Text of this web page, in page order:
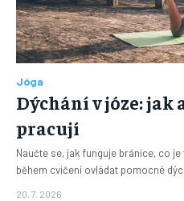
Jóga
Dýchání v józe: jak
pracují
Naučte se, jak funguje bránice, co je
20. 7. 2026